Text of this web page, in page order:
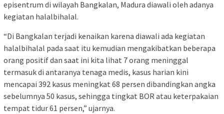
episentrum di wilayah Bangkalan, Madura diawali oleh adanya
kegiatan halalbihalal.
“Di Bangkalan terjadi kenaikan karena diawali ada kegiatan
halalbihalal pada saat itu kemudian mengakibatkan beberapa
orang positif dan saat ini kita lihat 7 orang meninggal
termasuk di antaranya tenaga medis, kasus harian kini
mencapai 392 kasus meningkat 68 persen dibandingkan angka
sebelumnya 50 kasus, sehingga tingkat BOR atau keterpakaian
tempat tidur 61 persen,” ujarnya.